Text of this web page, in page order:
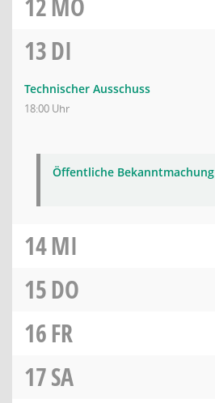
12MO
13DI
Technischer Ausschuss
18:00 Uhr
Öffentliche Bekanntmachung
14MI
15DO
16FR
17SA